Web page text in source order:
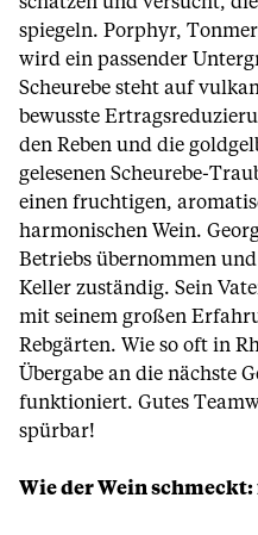
spiegeln. Porphyr,
wird ein passender
Scheurebe steht auf
bewusste
den Reben und die
gelesenen Scheurebe-
einen fruchtigen,
harmonischen Wein.
Betriebs übernommen
Keller zuständig. Sein
mit seinem großen
Rebgärten. Wie so oft in
Übergabe an die nächste
funktioniert. Gutes
spürbar!
Wie der Wein